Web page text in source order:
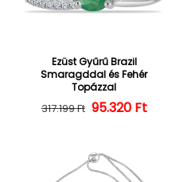
Ezüst Gyűrű Brazil
Smaragddal és Fehér
Topázzal
Normál ár
317.199 Ft 95.320 Ft